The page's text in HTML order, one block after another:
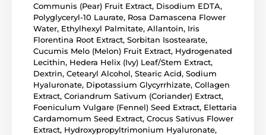
Communis (Pear) Fruit Extract, Disodium EDTA,
Polyglyceryl-10 Laurate, Rosa Damascena Flower
Water, Ethylhexyl Palmitate, Allantoin, Iris
Florentina Root Extract, Sorbitan Isostearate,
Cucumis Melo (Melon) Fruit Extract, Hydrogenated
Lecithin, Hedera Helix (Ivy) Leaf/Stem Extract,
Dextrin, Cetearyl Alcohol, Stearic Acid, Sodium
Hyaluronate, Dipotassium Glycyrrhizate, Collagen
Extract, Coriandrum Sativum (Coriander) Extract,
Foeniculum Vulgare (Fennel) Seed Extract, Elettaria
Cardamomum Seed Extract, Crocus Sativus Flower
Extract, Hydroxypropyltrimonium Hyaluronate,